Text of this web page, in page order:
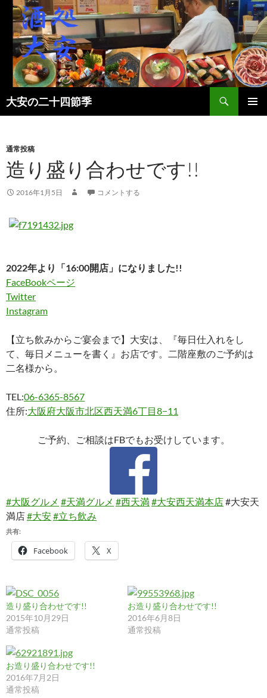
大安の二十四節季
検
索
ン
ツ
へ
キ
プ
通常投稿
造り盛り合わせです!!
2016年1月5日 コメントする
2022年より「16:00開店」になりました!!
FaceBookページ
Twitter
Instagram
【立ち飲みからご宴会まで】大安は、『毎日仕入れをし
て、毎日メニューを書く』お店です。二階座敷のご予約は
二名様から。
TEL:06-6365-8567
住所:大阪府大阪市北区西天満6丁目8−11
ご予約、ご相談はFBでもお受けしています。
#大阪グルメ #天満グルメ #西天満#大安西天満本店#大安天
満店#大安#立ち飲み
共有:
Facebook X
造り盛り合わせです!!
2015年10月29日
通常投稿
お造り盛り合わせです!!
2016年6月8日
通常投稿
お造り盛り合わせです!!
2016年7月2日
通常投稿